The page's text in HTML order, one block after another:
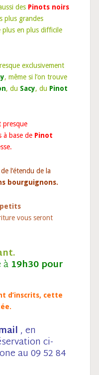
des Pinots noirs
plus grandes
plus en plus difficile
exclusivement
, même si l’on trouve
, du Sacy, du Pinot
presque
à base de Pinot
l’étendu de la
bourguignons.
vous seront
à 19h30 pour
d’inscrits, cette
, en
ci-
au 09 52 84